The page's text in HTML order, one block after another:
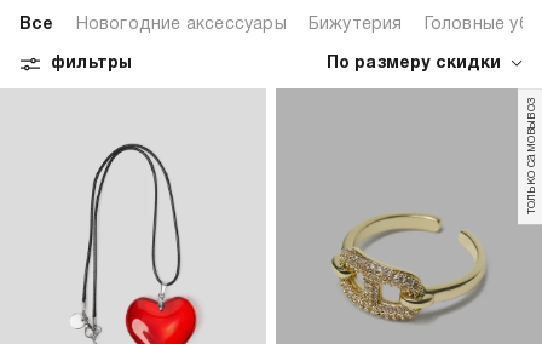
Все Новогодние аксессуары Бижутерия Головные
По размеру скидки
фильтры
только самовывоз